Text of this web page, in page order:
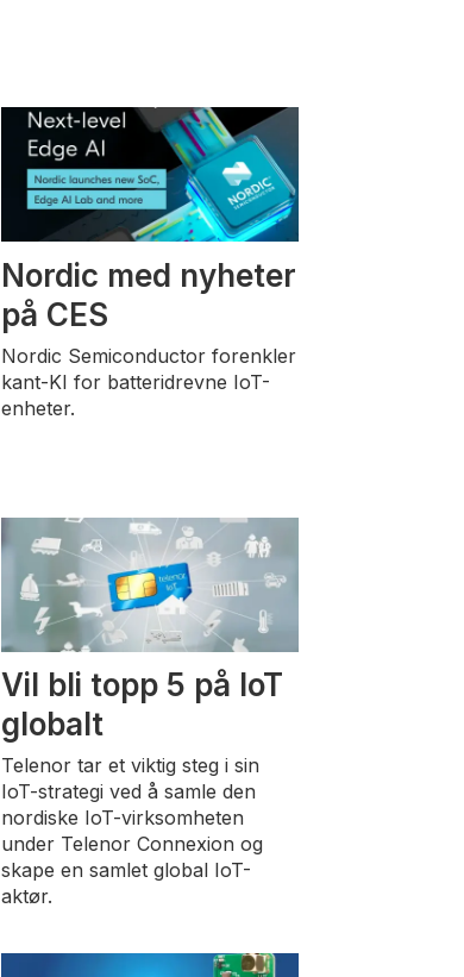
Nordic med nyheter
på CES
Nordic Semiconductor forenkler
kant-KI for batteridrevne IoT-
enheter.
Vil bli topp 5 på IoT
globalt
Telenor tar et viktig steg i sin
IoT-strategi ved å samle den
nordiske IoT-virksomheten
under Telenor Connexion og
skape en samlet global IoT-
aktør.